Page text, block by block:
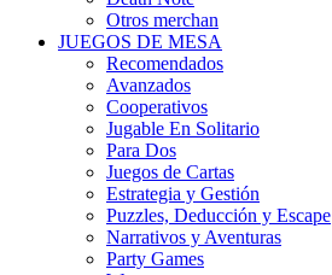
Otros merchan
JUEGOS DE MESA
Recomendados
Avanzados
Cooperativos
Jugable En Solitario
Para Dos
Juegos de Cartas
Estrategia y Gestión
Puzzles, Deducción y Escape
Narrativos y Aventuras
Party Games